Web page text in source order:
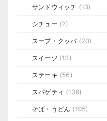
サンドウィッチ (13)
シチュー (2)
スープ・クッパ (20)
スイーツ (13)
ステーキ (56)
スパゲティ (138)
そば・うどん (195)